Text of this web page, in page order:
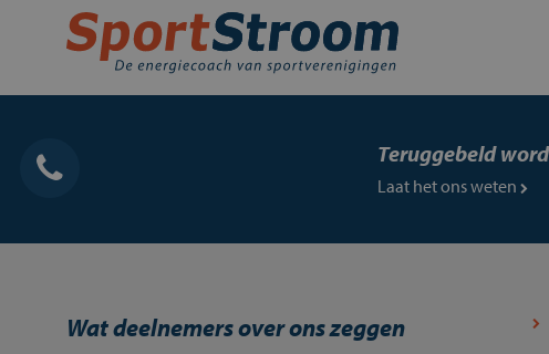
Energie besparen
Contact
Teruggebeld
Laat het ons weten
Wat deelnemers over ons zeggen